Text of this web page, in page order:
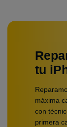
tu
máxima
con
primera